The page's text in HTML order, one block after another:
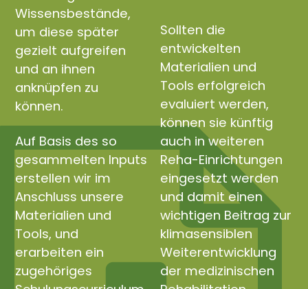
Wissensbestände,
um diese später
gezielt aufgreifen
und an ihnen
anknüpfen zu
können.
Auf Basis des so
gesammelten Inputs
erstellen wir im
Anschluss unsere
Materialien und
Tools, und
erarbeiten ein
zugehöriges
Sollten die
entwickelten
Materialien und
Tools erfolgreich
evaluiert werden,
können sie künftig
auch in weiteren
Reha-Einrichtungen
eingesetzt werden
und damit einen
wichtigen Beitrag zur
klimasensiblen
Weiterentwicklung
der medizinischen